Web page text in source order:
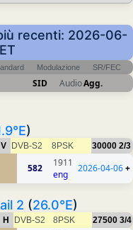
recenti: 2026-06-
Modulazione SR/FEC
SID AudioAgg.
)
V DVB-S2 8PSK 30000 2/3
582
1911
eng
2026-04-06+
2 (26.0°E)
H DVB-S2 8PSK 27500 3/4